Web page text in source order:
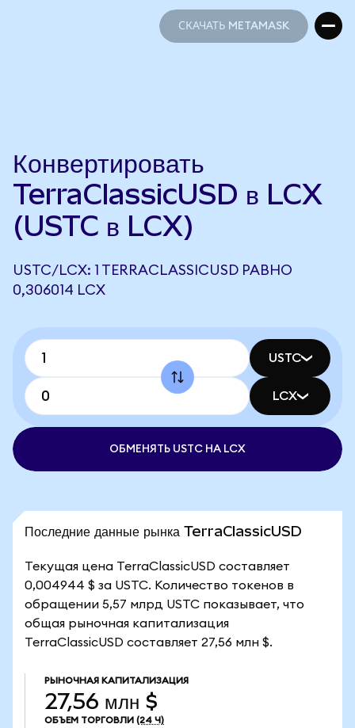
СКАЧАТЬ METAMASK
Конвертировать
TerraClassicUSD в LCX
(USTC в LCX)
USTC/LCX: 1 TERRACLASSICUSD РАВНО
0,306014 LCX
USTC
LCX
ОБМЕНЯТЬ USTC НА LCX
Последние данные рынка TerraClassicUSD
Текущая цена TerraClassicUSD составляет
0,004944 $ за USTC. Количество токенов в
обращении 5,57 млрд USTC показывает, что
общая рыночная капитализация
TerraClassicUSD составляет 27,56 млн $.
РЫНОЧНАЯ КАПИТАЛИЗАЦИЯ
27,56 млн $
ОБЪЕМ ТОРГОВЛИ (24 Ч)